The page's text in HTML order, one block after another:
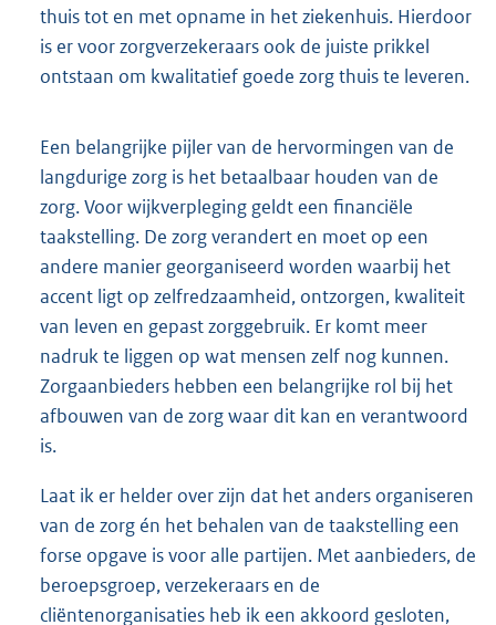
thuis tot en met opname in het ziekenhuis. Hierdoor
is er voor zorgverzekeraars ook de juiste prikkel
ontstaan om kwalitatief goede zorg thuis te leveren.
Een belangrijke pijler van de hervormingen van de
langdurige zorg is het betaalbaar houden van de
zorg. Voor wijkverpleging geldt een financiële
taakstelling. De zorg verandert en moet op een
andere manier georganiseerd worden waarbij het
accent ligt op zelfredzaamheid, ontzorgen, kwaliteit
van leven en gepast zorggebruik. Er komt meer
nadruk te liggen op wat mensen zelf nog kunnen.
Zorgaanbieders hebben een belangrijke rol bij het
afbouwen van de zorg waar dit kan en verantwoord
is.
Laat ik er helder over zijn dat het anders organiseren
van de zorg én het behalen van de taakstelling een
forse opgave is voor alle partijen. Met aanbieders, de
beroepsgroep, verzekeraars en de
cliëntenorganisaties heb ik een akkoord gesloten,